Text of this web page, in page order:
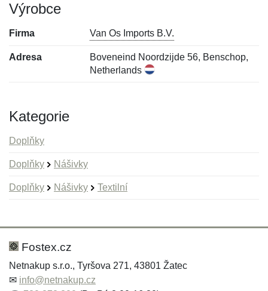
Výrobce
Firma Van Os Imports B.V.
Adresa
Boveneind Noordzijde 56, Benschop,
Netherlands
Kategorie
Doplňky
Doplňky Nášivky
Doplňky Nášivky Textilní
Hodnocení:
Jméno:
Fostex.cz
Netnakup s.r.o., Tyršova 271, 43801 Žatec
✉ info@netnakup.cz